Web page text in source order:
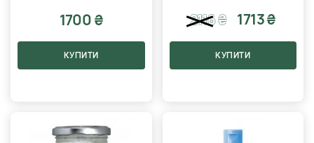
1700 ₴
КУПИТИ
2116₴ 1713 ₴
КУПИТИ